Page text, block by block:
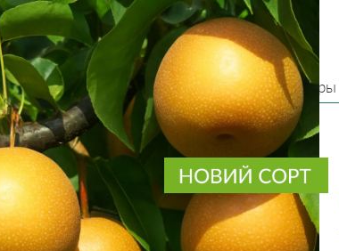
(044) 233-22-13
(097) 233-22-13
(093) 233-22-13
(099) 233-22-13
Главная О нас Товары
Плодовые деревья Груша